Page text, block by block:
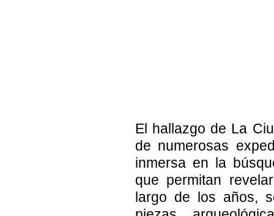
El hallazgo de La
de numerosas
inmersa en la
que permitan
largo de los años,